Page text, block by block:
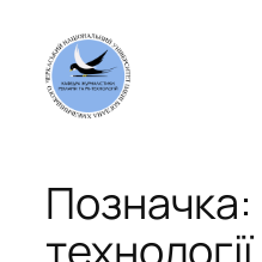
вмісту
Позначка: